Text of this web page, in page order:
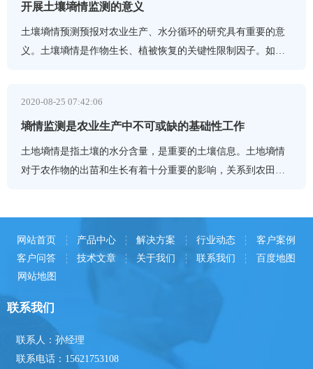
土层的水分
开展土壤墒情监测的意义
土壤墒情预测预报对农业生产、水分循环的研究具有重要的意
义。土壤墒情是作物生长、植被恢复的关键性限制因子。如何
2020-08-25 07:42:06
墒情监测是农业生产中不可或缺的基础性工作
土地墒情是指土壤的水分含量，是重要的土壤信息。土地墒情
对于农作物的出苗和生长有着十分重要的影响，关系到农田的
网站首页 产品中心 解决方案 行业动态
客户案例
客户问答
技术文章 关于我们 联系我们
百度地图
网站地图
联系我们
联系人：孙经理
联系电话：15621753108